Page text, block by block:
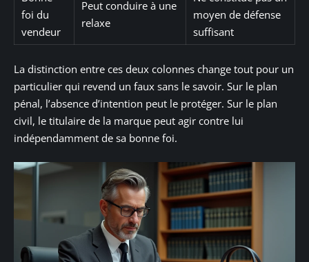
foi du
vendeur
Peut conduire à une
relaxe
moyen de défense
suffisant
La distinction entre ces deux colonnes change tout pour un
particulier qui revend un faux sans le savoir. Sur le plan
pénal, l’absence d’intention peut le protéger. Sur le plan
civil, le titulaire de la marque peut agir contre lui
indépendamment de sa bonne foi.